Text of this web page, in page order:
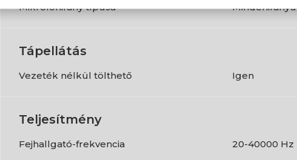
Mikrofonirány típusa
Mindenirányú
Tápellátás
Vezeték nélkül tölthető Igen
Teljesítmény
Fejhallgató-frekvencia
20-40000 Hz